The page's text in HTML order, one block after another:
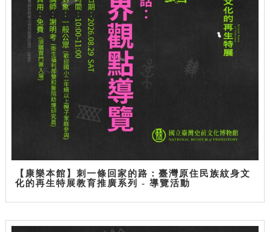
【康樂本館】刺一條回家的路：臺灣原住民族紋身文
化的再生特展教育推廣系列 - 導覽活動